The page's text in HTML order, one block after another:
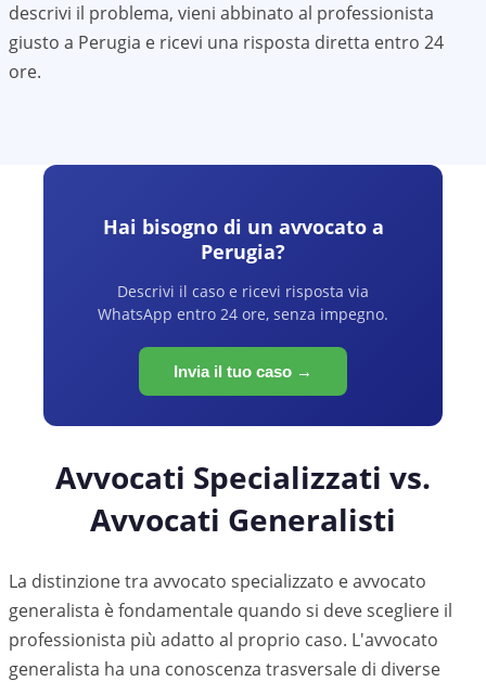
descrivi il problema, vieni abbinato al professionista
giusto a Perugia e ricevi una risposta diretta entro 24
ore.
Hai bisogno di un avvocato a
Perugia?
Descrivi il caso e ricevi risposta via
WhatsApp entro 24 ore, senza impegno.
Invia il tuo caso →
Avvocati Specializzati vs.
Avvocati Generalisti
La distinzione tra avvocato specializzato e avvocato
generalista è fondamentale quando si deve scegliere il
professionista più adatto al proprio caso. L'avvocato
generalista ha una conoscenza trasversale di diverse